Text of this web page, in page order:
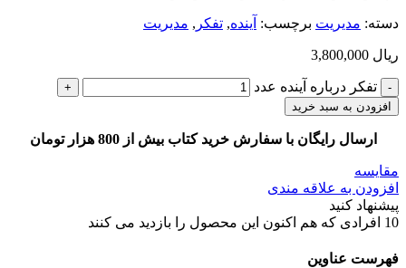
دسته: مديريت برچسب: آينده, تفكر , مديريت
ریال
تفكر درباره آينده عدد
افزودن به سبد خرید
ارسال رایگان با سفارش خرید کتاب بیش از 800 هزار تومان
مقایسه
افزودن به علاقه مندی
پیشنهاد کنید
10 افرادی که هم اکنون این محصول را بازدید می کنند
فهرست عناوین